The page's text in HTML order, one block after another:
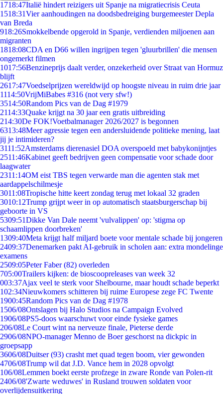
1718:47Italië hindert reizigers uit Spanje na migratiecrisis Ceuta
1518:31Vier aanhoudingen na doodsbedreiging burgemeester Depla
van Breda
918:26Smokkelbende opgerold in Spanje, verdienden miljoenen aan
migranten
1818:08CDA en D66 willen ingrijpen tegen 'gluurbrillen' die mensen
ongemerkt filmen
1017:56Benzineprijs daalt verder, onzekerheid over Straat van Hormuz
blijft
2617:47Voedselprijzen wereldwijd op hoogste niveau in ruim drie jaar
1114:50VrijMiBabes #316 (not very sfw!)
3514:50Random Pics van de Dag #1979
2114:33Quake krijgt na 30 jaar een gratis uitbreiding
214:30De FOK!Voetbalmanager 2026/2027 is begonnen
6313:48Meer agressie tegen een andersluidende politieke mening, laat
jij je intimideren?
3111:52Amsterdams dierenasiel DOA overspoeld met babykonijntjes
2511:46Kabinet geeft bedrijven geen compensatie voor schade door
laagwater
2311:14OM eist TBS tegen verwarde man die agenten stak met
aardappelschilmesje
3011:08Tropische hitte keert zondag terug met lokaal 32 graden
3010:12Trump grijpt weer in op automatisch staatsburgerschap bij
geboorte in VS
5309:51Dikke Van Dale neemt 'vulvalippen' op: 'stigma op
schaamlippen doorbreken'
1309:40Meta krijgt half miljard boete voor mentale schade bij jongeren
2409:37Denemarken pakt AI-gebruik in scholen aan: extra mondelinge
examens
2509:05Peter Faber (82) overleden
705:00Trailers kijken: de bioscoopreleases van week 32
003:37Ajax veel te sterk voor Shelbourne, maar houdt schade beperkt
102:34Nieuwkomers schitteren bij ruime Europese zege FC Twente
1900:45Random Pics van de Dag #1978
1506/08Ontslagen bij Halo Studios na Campaign Evolved
1906/08PS5-doos waarschuwt voor einde fysieke games
206/08Le Court wint na nerveuze finale, Pieterse derde
2906/08NPO-manager Menno de Boer geschorst na dickpic in
groepsapp
3606/08Duitser (93) crasht met quad tegen boom, vier gewonden
4706/08Trump wil dat J.D. Vance hem in 2028 opvolgt
106/08Lemmen boekt eerste profzege in zware Ronde van Polen-rit
2406/08'Zwarte weduwes' in Rusland trouwen soldaten voor
overlijdensuitkering